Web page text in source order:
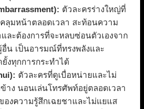
ตัวละครร่างใหญ่ที่
ลุมหน้าตลอดเวลา สะท้อนความ
ละต้องการที่จะหลบซ่อนตัวเองจาก
อื่น เป็นอารมณ์ที่ทรงพลังและ
งทุกการกระทำได้
ตัวละครที่ดูเบื่อหน่ายและไม่
าง นอนเล่นโทรศัพท์อยู่ตลอดเวลา
องความรู้สึกเฉยชาและไม่แยแส